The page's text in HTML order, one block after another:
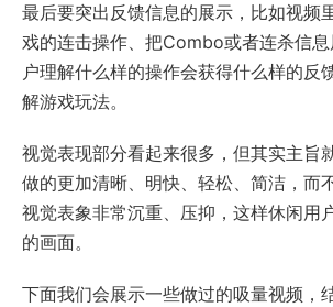
最后要突出反馈信息的展示，比如视频
戏的连击操作、把Combo或者连杀信
户理解什么样的操作会获得什么样的反
解游戏玩法。
视觉表现部分看起来很多，但其实主旨
做的更加清晰、明快、轻松、简洁，而
视觉表象非常沉重、压抑，这样休闲用
的画面。
下面我们会展示一些做过的吸量视频，